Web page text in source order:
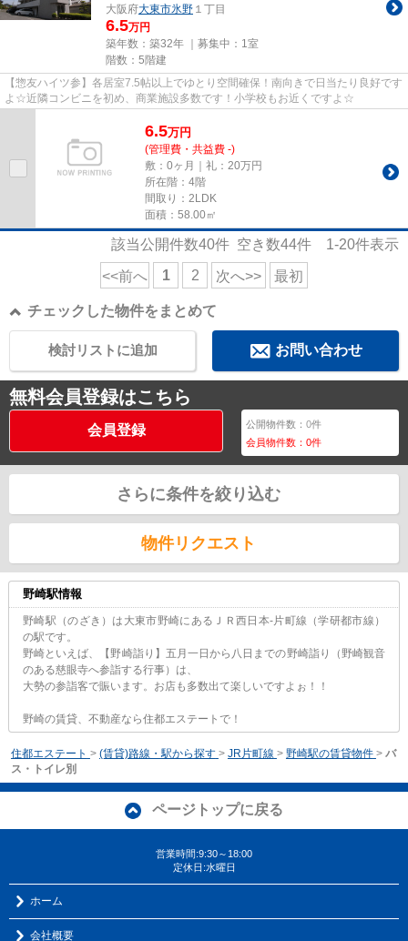
大阪府大東市氷野 １丁目
6.5万円
築年数：築32年 ｜募集中： 1室
階数：5階建
【惣友ハイツ参】各居室7.5帖以上でゆとり空間確保！南向きで日当たり良好です
よ☆近隣コンビニを初め、商業施設多数です！小学校もお近くですよ☆
6.5万円
(管理費・共益費 -)
敷：0ヶ月｜礼：20万円
所在階：4階
間取り：2LDK
面積：58.00㎡
該当公開件数40件 空き数44件 1-20件表示
<<前へ 1 2 次へ>> 最初
チェックした物件をまとめて
お問い合わせ
検討リストに追加
無料会員登録はこちら
会員登録 公開物件数：0件
会員物件数：0件
さらに条件を絞り込む
物件リクエスト
野崎駅情報
野崎駅（のざき）は大東市野崎にあるＪＲ西日本-片町線（学研都市線）
の駅です。
野崎といえば、【野崎詣り】五月一日から八日までの野崎詣り（野崎観音
のある慈眼寺へ参詣する行事）は、
大勢の参詣客で賑います。お店も多数出て楽しいですよぉ！！
野崎の賃貸、不動産なら住都エステートで！
住都エステート > (賃貸)路線・駅から探す > JR片町線 > 野崎駅の賃貸物件 > バ
ス・トイレ別
ページトップに戻る
営業時間:9:30～18:00
定休日:水曜日
ホーム
会社概要